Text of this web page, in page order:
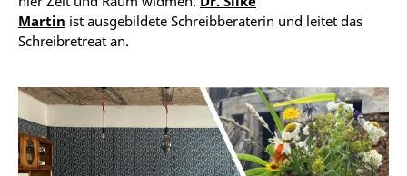
Martin ist ausgebildete Schreibberaterin und leitet das
Schreibretreat an.